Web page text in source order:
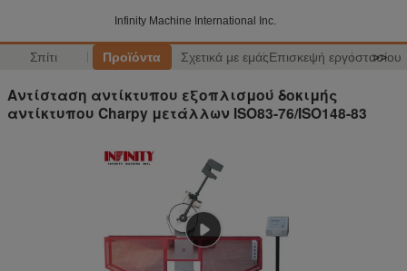
Infinity Machine International Inc.
Σπίτι Προϊόντα Σχετικά με εμάςΕπισκεψή εργοστασίου
>>
Αντίσταση αντίκτυπου εξοπλισμού δοκιμής
αντίκτυπου Charpy μετάλλων ISO83-76/ISO148-83